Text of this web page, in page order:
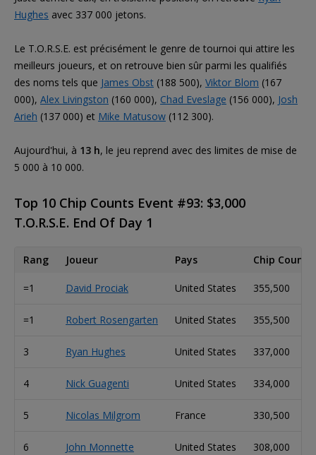
Hughes avec 337 000 jetons.
Le T.O.R.S.E. est précisément le genre de tournoi qui attire les
meilleurs joueurs, et on retrouve bien sûr parmi les qualifiés
des noms tels que James Obst (188 500), Viktor Blom (167
000), Alex Livingston (160 000), Chad Eveslage (156 000), Josh
Arieh (137 000) et Mike Matusow (112 300).
Aujourd'hui, à 13 h, le jeu reprend avec des limites de mise de
5 000 à 10 000.
Top 10 Chip Counts Event #93: $3,000
T.O.R.S.E. End Of Day 1
Rang Joueur Pays Chip Count
=1 David Prociak United States 355,500
=1 Robert Rosengarten United States 355,500
3 Ryan Hughes United States 337,000
4 Nick Guagenti United States 334,000
5 Nicolas Milgrom France 330,500
6 John Monnette United States 308,000